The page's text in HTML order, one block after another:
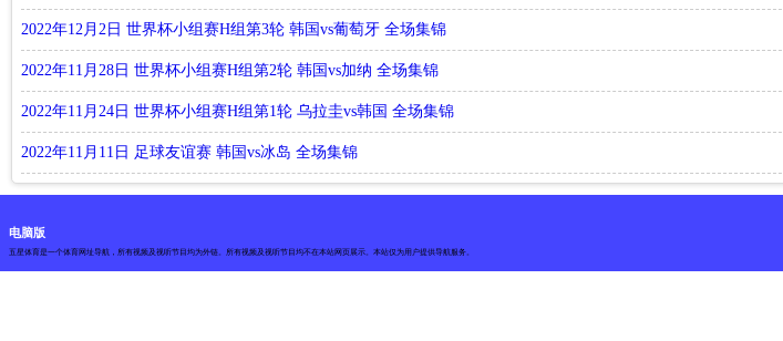
2022年12月2日 世界杯小组赛H组第3轮 韩国vs葡萄牙 全场集锦
2022年11月28日 世界杯小组赛H组第2轮 韩国vs加纳 全场集锦
2022年11月24日 世界杯小组赛H组第1轮 乌拉圭vs韩国 全场集锦
2022年11月11日 足球友谊赛 韩国vs冰岛 全场集锦
电脑版
五星体育是一个体育网址导航，所有视频及视听节目均为外链。所有视频及视听节目均不在本站网页展示。本站仅为用户提供导航服务。